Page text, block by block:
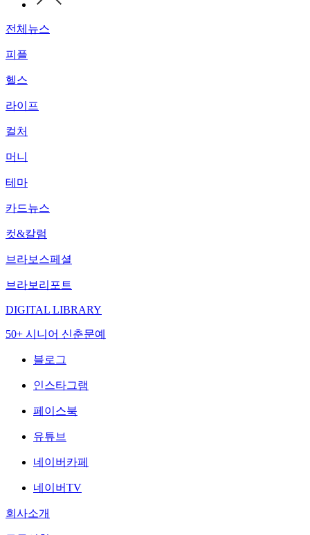
전체뉴스
피플
헬스
라이프
컬처
머니
테마
카드뉴스
컷&칼럼
브라보스페셜
브라보리포트
DIGITAL LIBRARY
50+ 시니어 신춘문예
블로그
인스타그램
페이스북
유튜브
네이버카페
네이버TV
회사소개